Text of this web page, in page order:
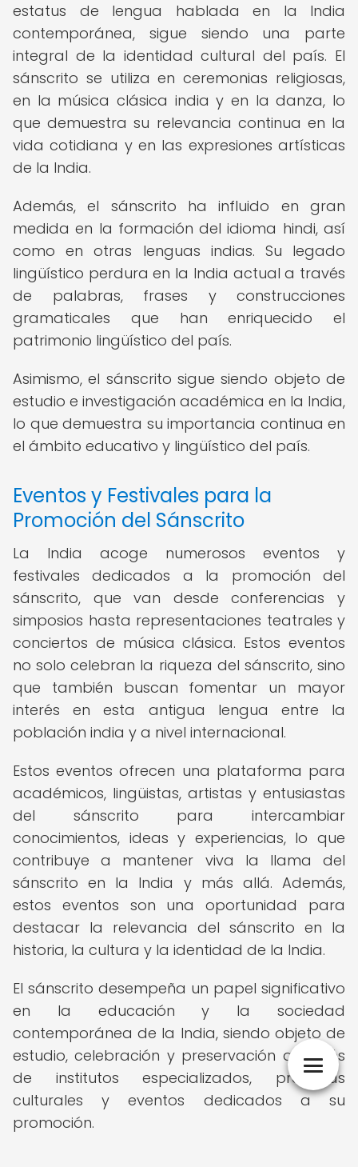
estatus de lengua hablada en la India
contemporánea, sigue siendo una parte
integral de la identidad cultural del país. El
sánscrito se utiliza en ceremonias religiosas,
en la música clásica india y en la danza, lo
que demuestra su relevancia continua en la
vida cotidiana y en las expresiones artísticas
de la India.
Además, el sánscrito ha influido en gran
medida en la formación del idioma hindi, así
como en otras lenguas indias. Su legado
lingüístico perdura en la India actual a través
de palabras, frases y construcciones
gramaticales que han enriquecido el
patrimonio lingüístico del país.
Asimismo, el sánscrito sigue siendo objeto de
estudio e investigación académica en la India,
lo que demuestra su importancia continua en
el ámbito educativo y lingüístico del país.
Eventos y Festivales para la
Promoción del Sánscrito
La India acoge numerosos eventos y
festivales dedicados a la promoción del
sánscrito, que van desde conferencias y
simposios hasta representaciones teatrales y
conciertos de música clásica. Estos eventos
no solo celebran la riqueza del sánscrito, sino
que también buscan fomentar un mayor
interés en esta antigua lengua entre la
población india y a nivel internacional.
Estos eventos ofrecen una plataforma para
académicos, lingüistas, artistas y entusiastas
del sánscrito para intercambiar
conocimientos, ideas y experiencias, lo que
contribuye a mantener viva la llama del
sánscrito en la India y más allá. Además,
estos eventos son una oportunidad para
destacar la relevancia del sánscrito en la
historia, la cultura y la identidad de la India.
El sánscrito desempeña un papel significativo
en la educación y la sociedad
contemporánea de la India, siendo objeto de
estudio, celebración y preservación a través
de institutos especializados, prácticas
culturales y eventos dedicados a su
promoción.